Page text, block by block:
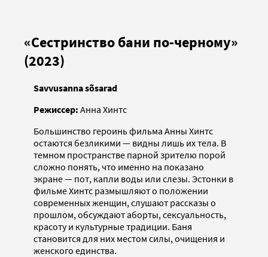
«Сестринство бани по-черному»
(2023)
Savvusanna sõsarad
Режиссер: Анна Хинтс
Большинство героинь фильма Анны Хинтс
остаются безликими — видны лишь их тела. В
темном пространстве парной зрителю порой
сложно понять, что именно на показано
экране — пот, капли воды или слезы. Эстонки в
фильме Хинтс размышляют о положении
современных женщин, слушают рассказы о
прошлом, обсуждают аборты, сексуальность,
красоту и культурные традиции. Баня
становится для них местом силы, очищения и
женского единства.